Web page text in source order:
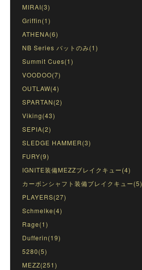
MIRAI(3)
Griffin(1)
ATHENA(6)
NB Series バットのみ(1)
Summit Cues(1)
VOODOO(7)
OUTLAW(4)
SPARTAN(2)
Viking(43)
SEPIA(2)
SLEDGE HAMMER(3)
FURY(9)
IGNITE装備MEZZブレイクキュー(4)
カーボンシャフト装備ブレイクキュー(5)
PLAYERS(27)
Schmelke(4)
Rage(1)
Dufferin(19)
5280(5)
MEZZ(251)